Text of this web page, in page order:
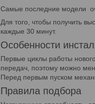
Самые последние модели
Для того, чтобы получить
каждые 30 минут.
Особенности
Первые циклы работы
передач, поэтому можно
Перед первым пуском
Правила подбора